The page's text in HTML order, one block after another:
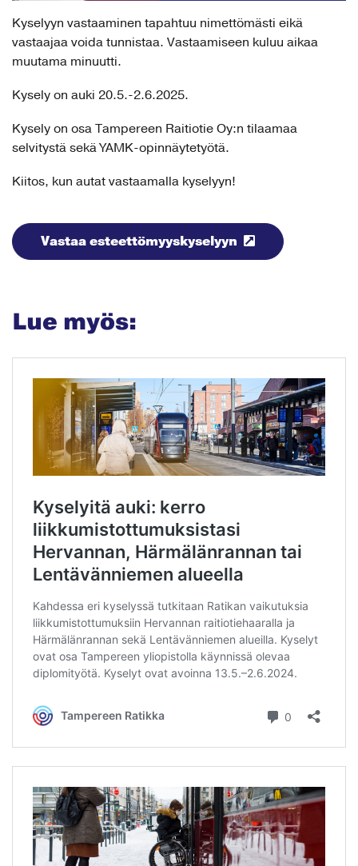
Kyselyyn vastaaminen tapahtuu nimettömästi eikä
vastaajaa voida tunnistaa. Vastaamiseen kuluu aikaa
muutama minuutti.
Kysely on auki 20.5.-2.6.2025.
Kysely on osa Tampereen Raitiotie Oy:n tilaamaa
selvitystä sekä YAMK-opinnäytetyötä.
Kiitos, kun autat vastaamalla kyselyyn!
Vastaa esteettömyyskyselyyn
Lue myös: